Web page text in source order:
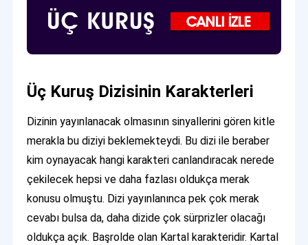
Üç Kuruş Dizisinin Karakterleri
Dizinin yayınlanacak olmasının sinyallerini gören kitle
merakla bu diziyi beklemekteydi. Bu dizi ile beraber
kim oynayacak hangi karakteri canlandıracak nerede
çekilecek hepsi ve daha fazlası oldukça merak
konusu olmuştu. Dizi yayınlanınca pek çok merak
cevabı bulsa da, daha dizide çok sürprizler olacağı
oldukça açık. Başrolde olan Kartal karakteridir. Kartal